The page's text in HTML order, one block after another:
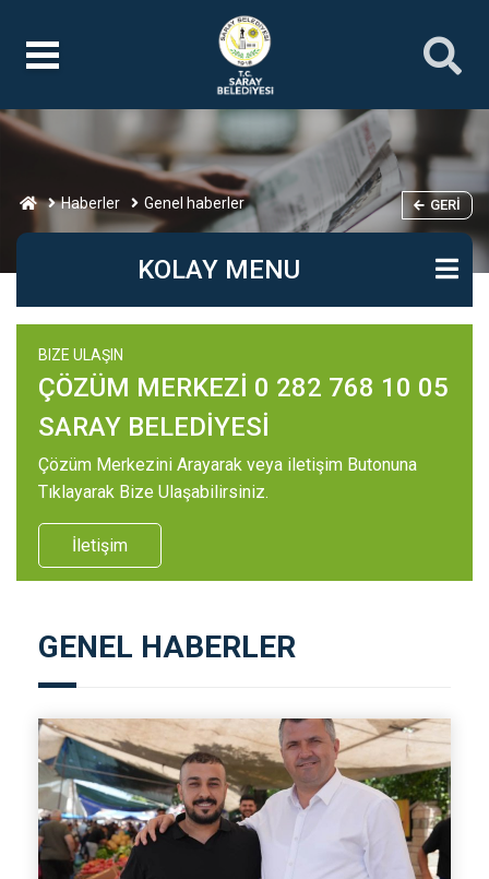
Haberler Genel haberler GERI
KOLAY MENU
BIZE ULAŞIN
ÇÖZÜM MERKEZİ 0 282 768 10 05
SARAY BELEDİYESİ
Çözüm Merkezini Arayarak veya iletişim Butonuna
Tıklayarak Bize Ulaşabilirsiniz.
İletişim
GENEL HABERLER